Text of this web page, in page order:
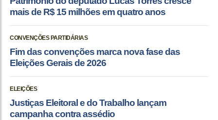
mais de R$ 15 milhões em quatro anos
CONVENÇÕES PARTIDÁRIAS
Fim das convenções marca nova fase das
Eleições Gerais de 2026
ELEIÇÕES
Justiças Eleitoral e do Trabalho lançam
campanha contra assédio